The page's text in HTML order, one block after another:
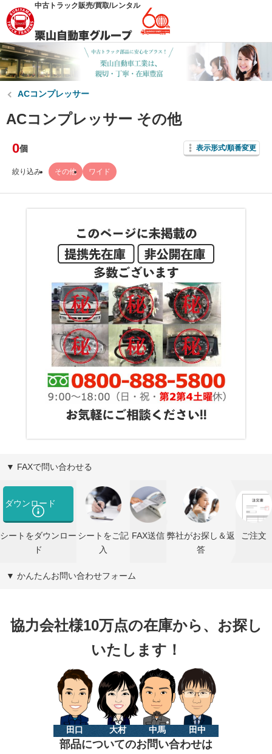
中古トラック販売/買取/レンタル
ACコンプレッサー
ACコンプレッサー その他
0個 表示形式/順番変更
絞り込み その他 ワイド
▼ FAXで問い合わせる
ダウンロード
シートをダウンロー
ド
シートをご記
入
FAX送信 弊社がお探し＆返
答
ご注文
▼ かんたんお問い合わせフォーム
協力会社様10万点の在庫から、お探し
いたします！
田口 大村 中馬 田中
部品についてのお問い合わせは